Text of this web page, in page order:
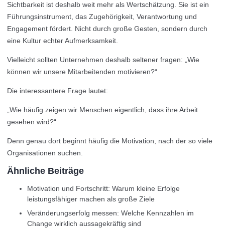
Sichtbarkeit ist deshalb weit mehr als Wertschätzung. Sie ist ein
Führungsinstrument, das Zugehörigkeit, Verantwortung und
Engagement fördert. Nicht durch große Gesten, sondern durch
eine Kultur echter Aufmerksamkeit.
Vielleicht sollten Unternehmen deshalb seltener fragen: „Wie
können wir unsere Mitarbeitenden motivieren?“
Die interessantere Frage lautet:
„Wie häufig zeigen wir Menschen eigentlich, dass ihre Arbeit
gesehen wird?“
Denn genau dort beginnt häufig die Motivation, nach der so viele
Organisationen suchen.
Ähnliche Beiträge
Motivation und Fortschritt: Warum kleine Erfolge
leistungsfähiger machen als große Ziele
Veränderungserfolg messen: Welche Kennzahlen im
Change wirklich aussagekräftig sind